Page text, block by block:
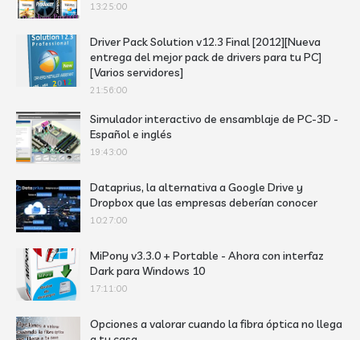
13:25:00
Driver Pack Solution v12.3 Final [2012][Nueva
entrega del mejor pack de drivers para tu PC]
[Varios servidores]
21:56:00
Simulador interactivo de ensamblaje de PC-3D -
Español e inglés
19:43:00
Dataprius, la alternativa a Google Drive y
Dropbox que las empresas deberían conocer
10:27:00
MiPony v3.3.0 + Portable - Ahora con interfaz
Dark para Windows 10
17:11:00
Opciones a valorar cuando la fibra óptica no llega